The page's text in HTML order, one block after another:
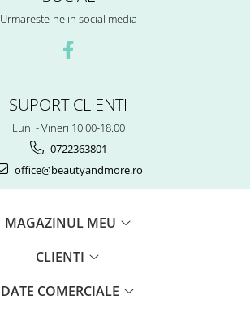
Urmareste-ne in social media
SUPORT CLIENTI
Luni - Vineri 10.00-18.00
0722363801
office@beautyandmore.ro
MAGAZINUL MEU
CLIENTI
DATE COMERCIALE